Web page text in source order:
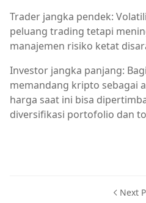
Trader jangka pendek:
peluang trading tetapi
manajemen risiko ketat
Investor jangka panjang:
memandang kripto sebagai
harga saat ini bisa
diversifikasi portofolio dan
Next